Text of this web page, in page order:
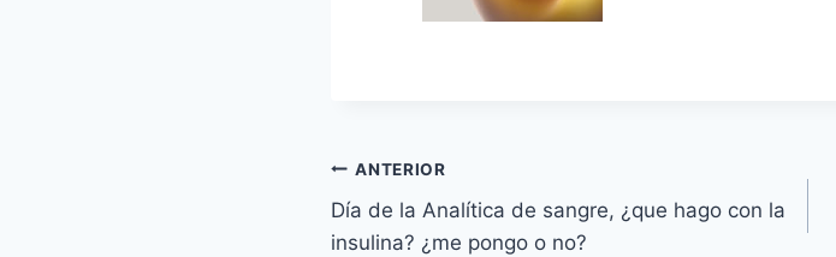
Navegación
de
ANTERIOR
Día de la Analítica de sangre, ¿que hago con la
insulina? ¿me pongo o no?